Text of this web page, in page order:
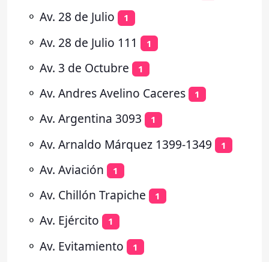
⚬ Av. 28 de Julio 1
⚬ Av. 28 de Julio 111 1
⚬ Av. 3 de Octubre 1
⚬ Av. Andres Avelino Caceres 1
⚬ Av. Argentina 3093 1
⚬ Av. Arnaldo Márquez 1399-1349 1
⚬ Av. Aviación 1
⚬ Av. Chillón Trapiche 1
⚬ Av. Ejército 1
⚬ Av. Evitamiento 1